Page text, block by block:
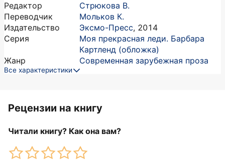
Редактор
Стрюкова В.
Переводчик
Мольков К.
Издательство
Эксмо-Пресс, 2014
Серия
Моя прекрасная леди. Барбара
Картленд (обложка)
Жанр
Современная зарубежная проза
Все характеристики
Рецензии на книгу
Читали книгу? Как она вам?